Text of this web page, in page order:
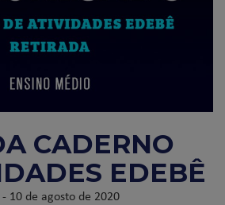
CADERNO
EDEBÊ
- 10 de agosto de 2020